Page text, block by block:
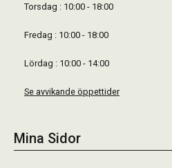
Torsdag : 10:00 - 18:00
Fredag : 10:00 - 18:00
Lördag : 10:00 - 14:00
Se avvikande öppettider
Mina Sidor